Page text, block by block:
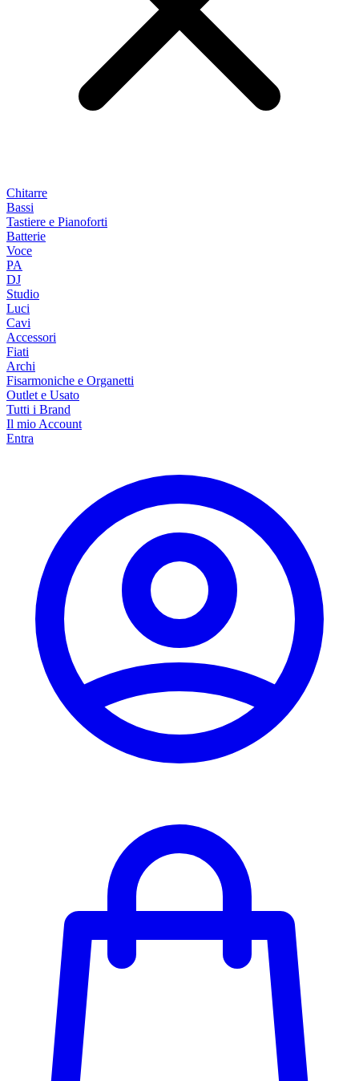
Chitarre
Bassi
Tastiere e Pianoforti
Batterie
Voce
PA
DJ
Studio
Luci
Cavi
Accessori
Fiati
Archi
Fisarmoniche e Organetti
Outlet e Usato
Tutti i Brand
Il mio Account
Entra